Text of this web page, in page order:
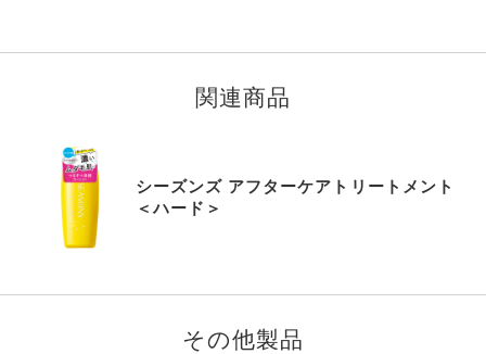
関連商品
シーズンズ アフターケアトリートメント
＜ハード＞
その他製品